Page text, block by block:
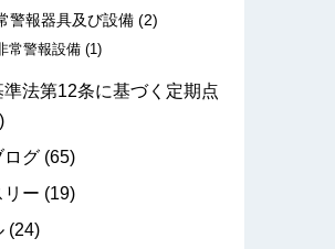
警報器具及び設備 (2)
常警報設備 (1)
準法第12条に基づく定期点
ログ (65)
リー (19)
(24)